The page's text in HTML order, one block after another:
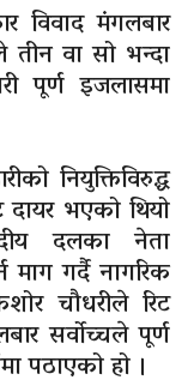
विवाद मंगलबार
वा सो भन्दा
पूर्ण इजलासमा
नियुक्तिविरुद्ध
भएको थियो
दलका नेता
माग गर्दै नागरिक
चौधरीले रिट
सर्वोच्चले पूर्ण
पठाएको हो ।